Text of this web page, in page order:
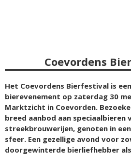
Coevordens
Het Coevordens Bierfestival is
bierevenement op zaterdag 30
Marktzicht in Coevorden.
breed aanbod aan speciaalbieren
streekbrouwerijen, genoten in
sfeer. Een gezellige avond voor
doorgewinterde bierliefhebber